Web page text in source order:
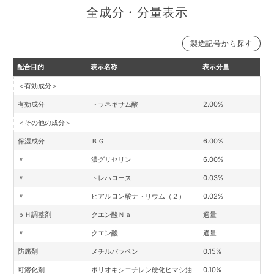
全成分・分量表示
製造記号から探す
【本品】製造記号26022の一部より 【本品】製造記号26022の一部まで 【詰替用】製造記号25082より変更 【詰替用】製造記号25081まで
配合目的 表示名称 表示分量
＜有効成分＞
有効成分 トラネキサム酸 2.00%
＜その他の成分＞
保湿成分 ＢＧ 6.00%
〃 濃グリセリン 6.00%
〃 トレハロース 0.03%
〃 ヒアルロン酸ナトリウム（２） 0.02%
ｐＨ調整剤 クエン酸Ｎａ 適量
〃 クエン酸 適量
防腐剤 メチルパラベン 0.15%
可溶化剤 ポリオキシエチレン硬化ヒマシ油 0.10%